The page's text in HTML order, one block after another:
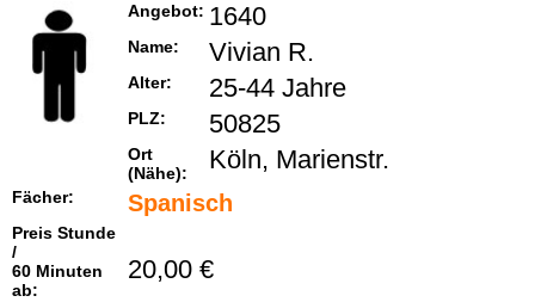
Angebot: 1640
Name: Vivian R.
Alter: 25-44 Jahre
PLZ: 50825
Ort
(Nähe):
Köln, Marienstr.
Fächer: Spanisch
Preis Stunde
/
60 Minuten
ab:
20,00 €